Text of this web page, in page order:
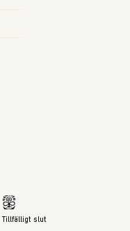
Tillfälligt slut